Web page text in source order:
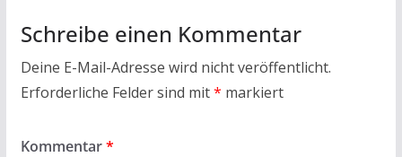
Schreibe einen Kommentar
Deine E-Mail-Adresse wird nicht veröffentlicht.
Erforderliche Felder sind mit* markiert
Kommentar*